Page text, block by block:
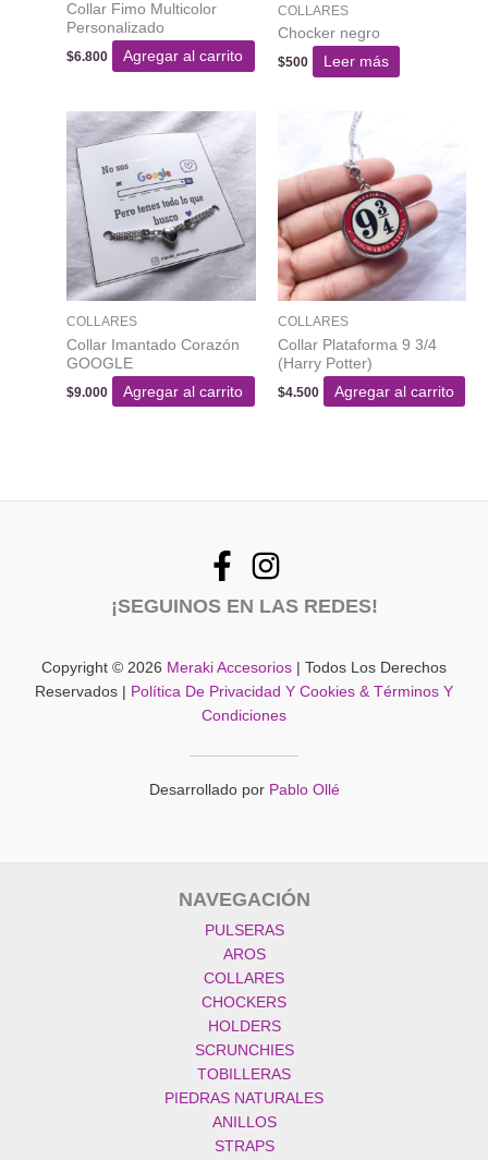
Collar Fimo Multicolor
Personalizado
$6.800 Agregar al carrito
COLLARES
Chocker negro
$500 Leer más
COLLARES
Collar Imantado Corazón
GOOGLE
$9.000 Agregar al carrito
COLLARES
Collar Plataforma 9 3/4
(Harry Potter)
$4.500 Agregar al carrito
¡SEGUINOS EN LAS REDES!
Copyright © 2026 Meraki Accesorios | Todos Los Derechos
Reservados |
Política De Privacidad Y Cookies & Términos Y
Condiciones
Desarrollado por Pablo Ollé
NAVEGACIÓN
PULSERAS
AROS
COLLARES
CHOCKERS
HOLDERS
SCRUNCHIES
TOBILLERAS
PIEDRAS NATURALES
ANILLOS
STRAPS